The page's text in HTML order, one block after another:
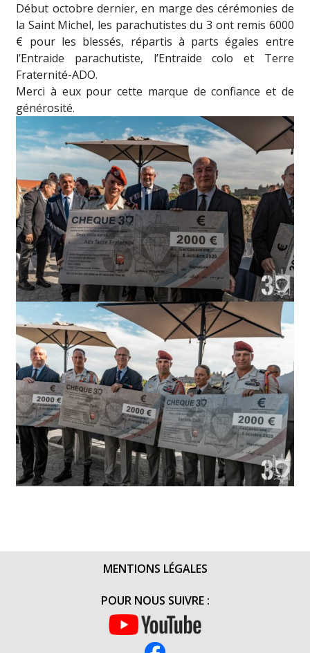
Début octobre dernier, en marge des cérémonies de
la Saint Michel, les parachutistes du 3 ont remis 6000
€ pour les blessés, répartis à parts égales entre
l’Entraide parachutiste, l’Entraide colo et Terre
Fraternité-ADO.
Merci à eux pour cette marque de confiance et de
générosité.
MENTIONS LÉGALES
POUR NOUS SUIVRE :